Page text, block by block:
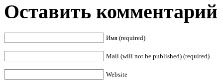
Оставить комментарий
Имя (required)
Mail (will not be published) (required)
Website